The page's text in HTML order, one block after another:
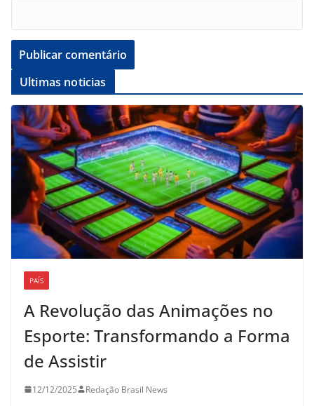
Ultimas noticias
PAÍS
A Revolução das Animações no
Esporte: Transformando a Forma
de Assistir
12/12/2025 Redação Brasil News